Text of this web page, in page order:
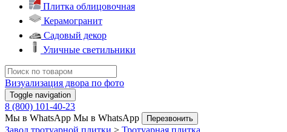
Плитка облицовочная
Керамогранит
Садовый декор
Уличные светильники
Визуализация двора по фото
Toggle navigation
8 (800) 101-40-23
Мы в WhatsApp Мы в WhatsApp Перезвонить
Завод тротуарной плитки > Тротуарная плитка